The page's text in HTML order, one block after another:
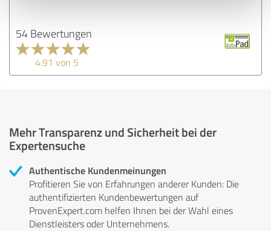
54 Bewertungen
4.91 von 5
Mehr Transparenz und Sicherheit bei der
Expertensuche
Authentische Kundenmeinungen
Profitieren Sie von Erfahrungen anderer Kunden: Die
authentifizierten Kundenbewertungen auf
ProvenExpert.com helfen Ihnen bei der Wahl eines
Dienstleisters oder Unternehmens.